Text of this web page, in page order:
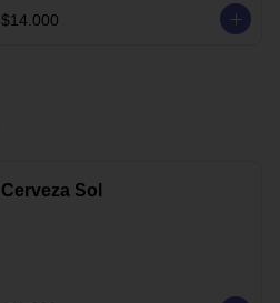
$14.000
Cerveza Sol